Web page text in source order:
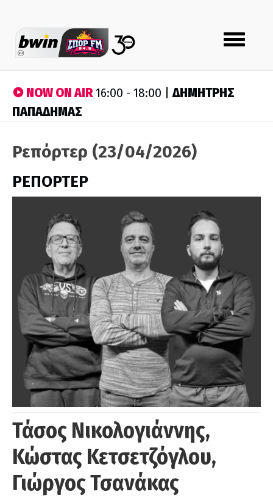
Toggle
navigation
NOW ON AIR16:00 - 18:00 |ΔΗΜΗΤΡΗΣ
ΠΑΠΑΔΗΜΑΣ
Ρεπόρτερ (23/04/2026)
ΡΕΠΟΡΤΕΡ
Τάσος Νικολογιάννης,
Κώστας Κετσετζόγλου,
Γιώργος Τσανάκας